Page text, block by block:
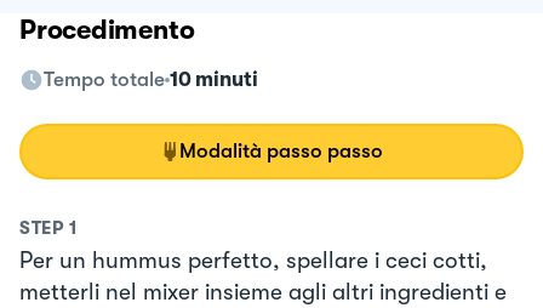
Procedimento
Tempo totale 10 minuti
Modalità passo passo
STEP 1
Per un hummus perfetto, spellare i ceci cotti,
metterli nel mixer insieme agli altri ingredienti e